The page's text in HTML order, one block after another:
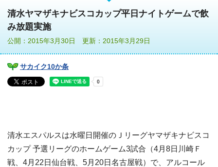
清水ヤマザキナビスコカップ平日ナイトゲームで飲
み放題実施
公開：2015年3月30日 更新：2015年3月29日
サカイク10か条
清水エスパルスは水曜日開催のＪリーグヤマザキナビスコ
カップ 予選リーグのホームゲーム3試合（4月8日川崎Ｆ
戦、4月22日仙台戦、5月20日名古屋戦）で、アルコール